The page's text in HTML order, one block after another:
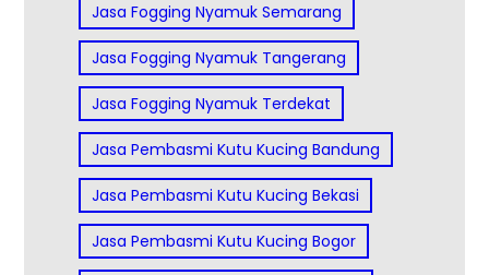
Jasa Fogging Nyamuk Semarang
Jasa Fogging Nyamuk Tangerang
Jasa Fogging Nyamuk Terdekat
Jasa Pembasmi Kutu Kucing Bandung
Jasa Pembasmi Kutu Kucing Bekasi
Jasa Pembasmi Kutu Kucing Bogor